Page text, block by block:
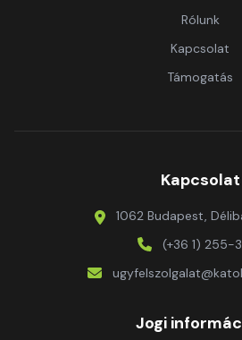
Rólunk
Kapcsolat
Támogatás
Kapcsolat
1062 Budapest,
(+36 1) 255-
Jogi